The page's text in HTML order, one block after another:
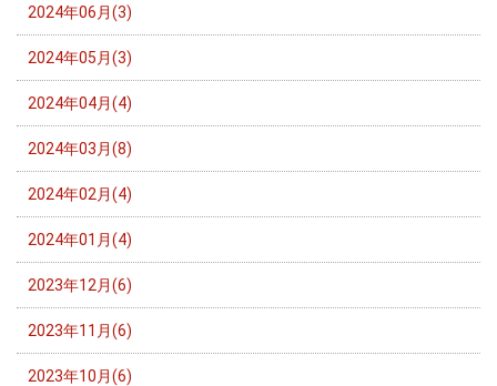
2024年06月(3)
2024年05月(3)
2024年04月(4)
2024年03月(8)
2024年02月(4)
2024年01月(4)
2023年12月(6)
2023年11月(6)
2023年10月(6)